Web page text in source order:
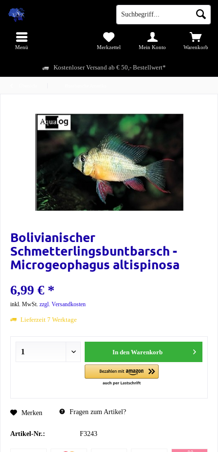
Kostenloser Versand ab € 50,- Bestellwert*
Menü Warenkorb
Merkzettel Mein Konto
Bolivianischer
Schmetterlingsbuntbarsch -
Microgeophagus altispinosa
6,99 € *
inkl. MwSt. zzgl. Versandkosten
Lieferzeit 7 Werktage
In den Warenkorb
Merken Fragen zum Artikel?
Artikel-Nr.: F3243